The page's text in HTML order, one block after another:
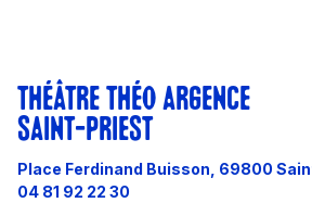
THÉÂTRE THÉO ARGENCE
SAINT-PRIEST
Place Ferdinand Buisson, 69800
04 81 92 22 30